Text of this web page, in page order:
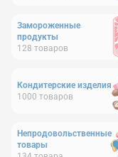
Замороженные
продукты
128 товаров
Кондитерские изделия
1000 товаров
Непродовольственные
товары